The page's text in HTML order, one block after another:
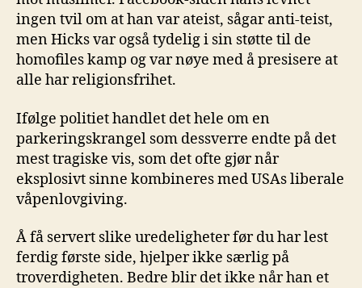
ingen tvil om at han var ateist, sågar anti-teist,
men Hicks var også tydelig i sin støtte til de
homofiles kamp og var nøye med å presisere at
alle har religionsfrihet.
Ifølge politiet handlet det hele om en
parkeringskrangel som dessverre endte på det
mest tragiske vis, som det ofte gjør når
eksplosivt sinne kombineres med USAs liberale
våpenlovgiving.
Å få servert slike uredeligheter før du har lest
ferdig første side, hjelper ikke særlig på
troverdigheten. Bedre blir det ikke når han et